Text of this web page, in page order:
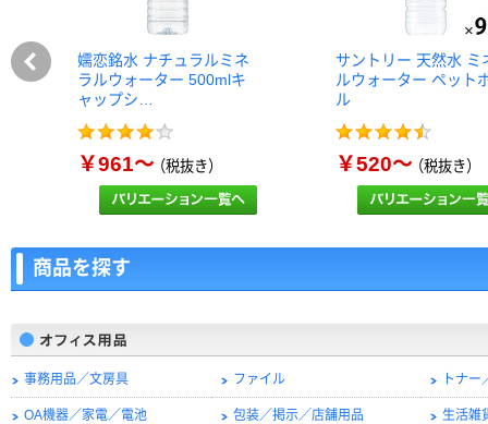
嬬恋銘水 ナチュラルミネ
ラルウォーター 500mlキ
ャップシ…
￥961～（税抜き）
サントリー 天然水 ミ
ルウォーター ペット
ル
￥520～（税抜き）
商品を探す
事務用品／文房具 ファイル トナ
OA機器／家電／電池 包装／掲示／店舗用品 生活雑